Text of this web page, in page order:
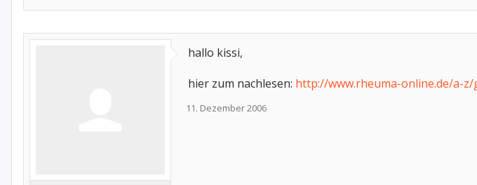
hallo kissi,
hier zum nachlesen: http://www.rheuma-online.de/a-
11. Dezember 2006